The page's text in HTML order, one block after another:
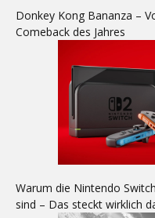
Donkey Kong Bananza –
Comeback des Jahres
Warum die Nintendo
sind – Das steckt wirklich